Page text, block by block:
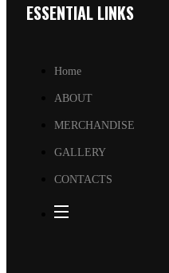
ESSENTIAL LINKS
Home
ABOUT
MERCHANDISE
GALLERY
CONTACTS